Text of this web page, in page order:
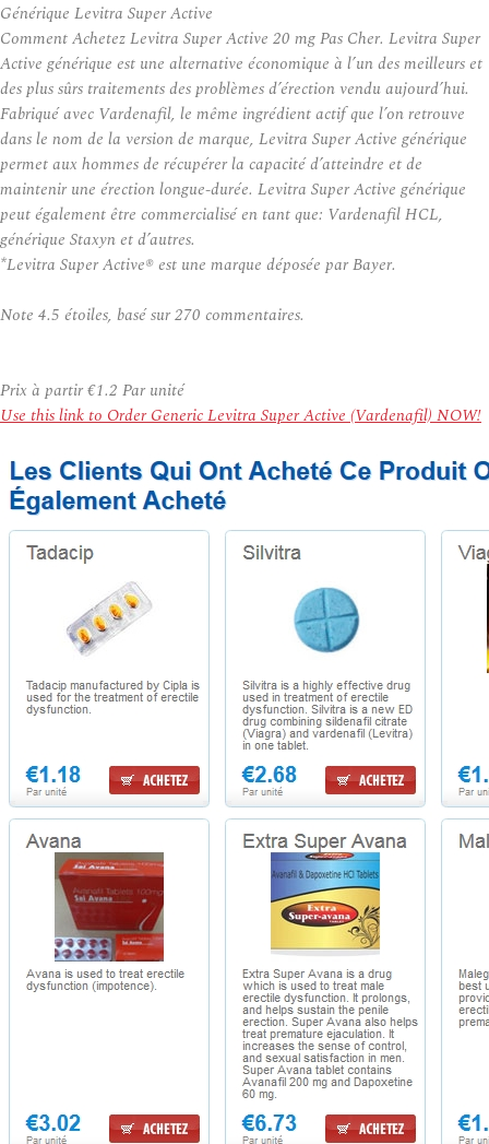
Générique Levitra Super Active
Comment Achetez Levitra Super Active 20 mg Pas Cher. Levitra Super
Active générique est une alternative économique à l’un des meilleurs et
des plus sûrs traitements des problèmes d’érection vendu aujourd’hui.
Fabriqué avec Vardenafil, le même ingrédient actif que l’on retrouve
dans le nom de la version de marque, Levitra Super Active générique
permet aux hommes de récupérer la capacité d’atteindre et de
maintenir une érection longue-durée. Levitra Super Active générique
peut également être commercialisé en tant que: Vardenafil HCL,
générique Staxyn et d’autres.
*Levitra Super Active® est une marque déposée par Bayer.
Note 4.5 étoiles, basé sur270 commentaires.
Prix à partir€1.2 Par unité
Use this link to Order Generic Levitra Super Active (Vardenafil) NOW!